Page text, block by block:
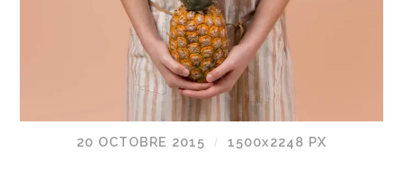
20 OCTOBRE 2015 / 1500x2248 PX